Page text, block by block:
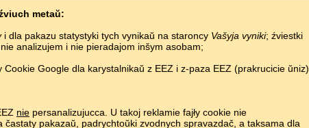
metaŭ:
i dla pakazu statystyki tych vynikaŭ na staroncy Vašyja vyniki; źviestki
analizujem i nie pieradajom inšym asobam;
Google dla karystalnikaŭ z EEZ i z-paza EEZ (prakrucicie ŭniz).
nie persanalizujucca. U takoj reklamie fajły cookie nie
pakazaŭ, padrych­toŭki zvodnych spravazdač, a taksama dla
mova ŭ malunkach